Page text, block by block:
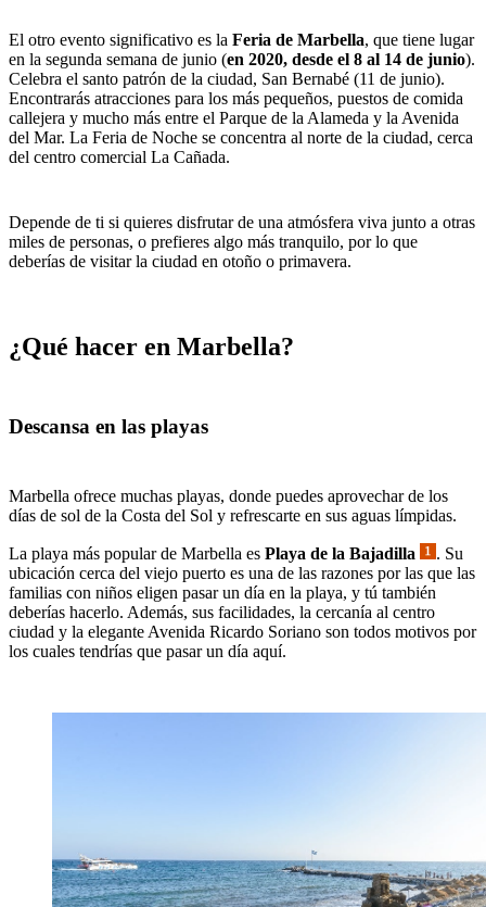
El otro evento significativo es la Feria de Marbella, que tiene lugar
en la segunda semana de junio (en 2020, desde el 8 al 14 de junio).
Celebra el santo patrón de la ciudad, San Bernabé (11 de junio).
Encontrarás atracciones para los más pequeños, puestos de comida
callejera y mucho más entre el Parque de la Alameda y la Avenida
del Mar. La Feria de Noche se concentra al norte de la ciudad, cerca
del centro comercial La Cañada.
Depende de ti si quieres disfrutar de una atmósfera viva junto a otras
miles de personas, o prefieres algo más tranquilo, por lo que
deberías de visitar la ciudad en otoño o primavera.
¿Qué hacer en Marbella?
Descansa en las playas
Marbella ofrece muchas playas, donde puedes aprovechar de los
días de sol de la Costa del Sol y refrescarte en sus aguas límpidas.
La playa más popular de Marbella es Playa de la Bajadilla
. Su
ubicación cerca del viejo puerto es una de las razones por las que las
familias con niños eligen pasar un día en la playa, y tú también
deberías hacerlo. Además, sus facilidades, la cercanía al centro
ciudad y la elegante Avenida Ricardo Soriano son todos motivos por
los cuales tendrías que pasar un día aquí.